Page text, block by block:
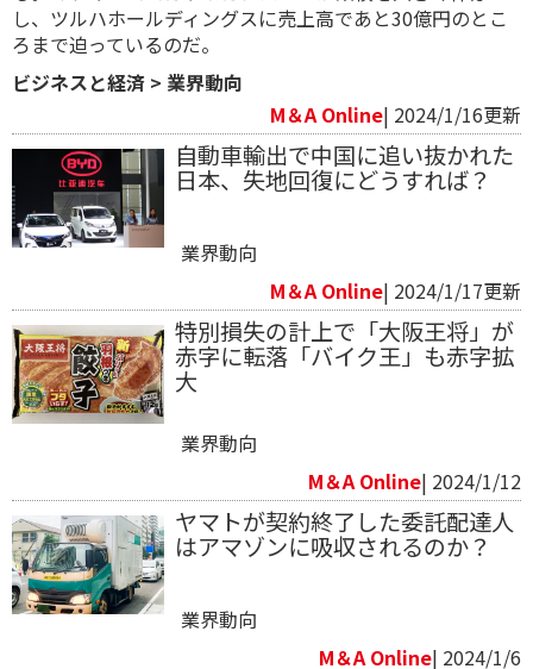
し、ツルハホールディングスに売上高であと30億円のとこ
ろまで迫っているのだ。
ビジネスと経済 > 業界動向
M＆A Online| 2024/1/16更新
自動車輸出で中国に追い抜かれた
日本、失地回復にどうすれば？
業界動向
M＆A Online| 2024/1/17更新
特別損失の計上で「大阪王将」が
赤字に転落「バイク王」も赤字拡
大
業界動向
M＆A Online| 2024/1/12
ヤマトが契約終了した委託配達人
はアマゾンに吸収されるのか？
業界動向
M＆A Online| 2024/1/6